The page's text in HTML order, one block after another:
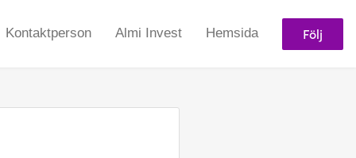
Kontaktperson Almi Invest Hemsida Följ